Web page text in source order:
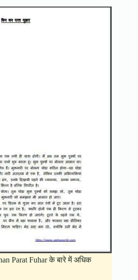
Parat Fuhar के बारे में अधिक